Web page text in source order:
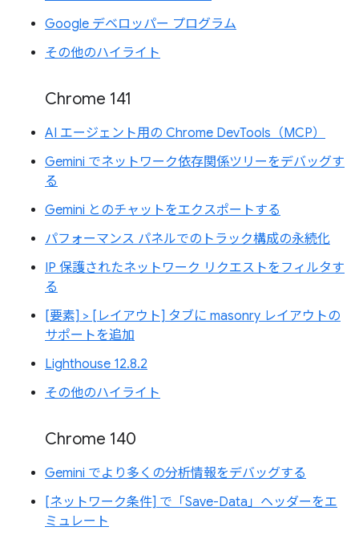
Google デベロッパー プログラム
その他のハイライト
Chrome 141
AI エージェント用の Chrome DevTools（MCP）
Gemini でネットワーク依存関係ツリーをデバッグす
る
Gemini とのチャットをエクスポートする
パフォーマンス パネルでのトラック構成の永続化
IP 保護されたネットワーク リクエストをフィルタす
る
[要素] > [レイアウト] タブに masonry レイアウトの
サポートを追加
Lighthouse 12.8.2
その他のハイライト
Chrome 140
Gemini でより多くの分析情報をデバッグする
[ネットワーク条件] で「Save-Data」ヘッダーをエ
ミュレート